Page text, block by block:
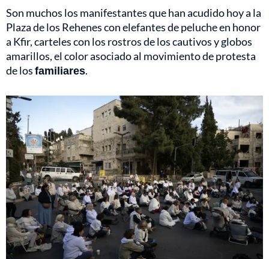
Son muchos los manifestantes que han acudido hoy a la
Plaza de los Rehenes con elefantes de peluche en honor
a Kfir, carteles con los rostros de los cautivos y globos
amarillos, el color asociado al movimiento de protesta
de losfamiliares.